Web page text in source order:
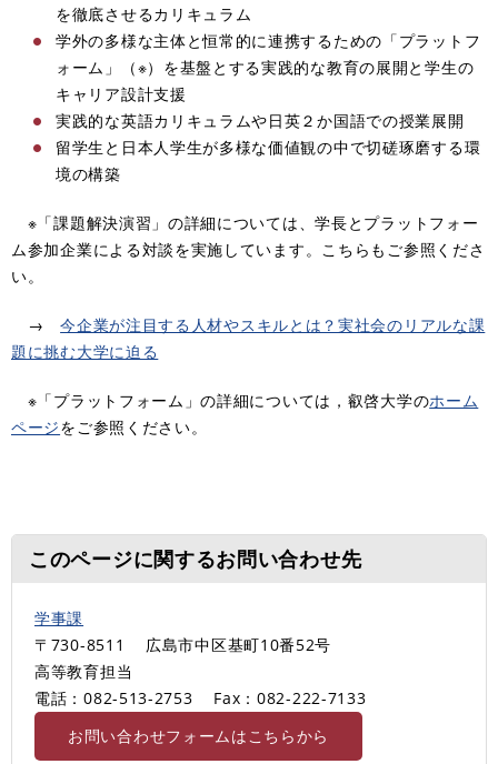
を徹底させるカリキュラム
学外の多様な主体と恒常的に連携するための「プラットフ
ォーム」（※）を基盤とする実践的な教育の展開と学生の
キャリア設計支援
実践的な英語カリキュラムや日英２か国語での授業展開
留学生と日本人学生が多様な価値観の中で切磋琢磨する環
境の構築
※「課題解決演習」の詳細については、学長とプラットフォー
ム参加企業による対談を実施しています。こちらもご参照くださ
い。
→今企業が注目する人材やスキルとは？実社会のリアルな課
題に挑む大学に迫る
※「プラットフォーム」の詳細については，叡啓大学のホーム
ページをご参照ください。
このページに関するお問い合わせ先
学事課
〒730-8511
広島市中区基町10番52号
高等教育担当
電話：082-513-2753
Fax：082-222-7133
お問い合わせフォームはこちらから